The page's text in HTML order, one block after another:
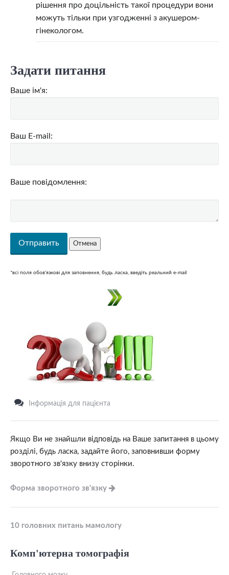
рішення про доцільність такої процедури вони
можуть тільки при узгодженні з акушером-
гінекологом.
Задати питання
Ваше ім'я:
Ваш E-mail:
Ваше повідомлення:
*всі поля обов'язкові для заповнення, будь ласка, введіть реальний e-mail
Інформація для пацієнта
Якщо Ви не знайшли відповідь на Ваше запитання в цьому
розділі, будь ласка, задайте його, заповнивши форму
зворотного зв'язку внизу сторінки.
Форма зворотного зв'язку
10 головних питань мамологу
Комп'ютерна томографія